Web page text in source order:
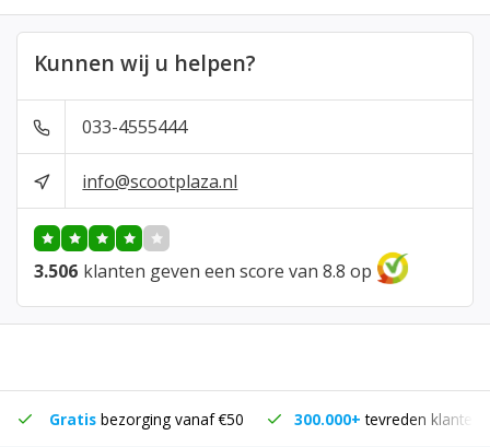
Kunnen wij u helpen?
033-4555444
info@scootplaza.nl
3.506 klanten geven een score van 8.8 op
Gratis bezorging vanaf €50 300.000+tevreden klanten